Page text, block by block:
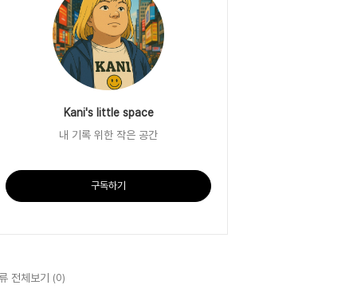
Kani's little space
내 기록 위한 작은 공간
구독하기
전체보기 (0)